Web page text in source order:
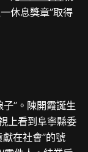
休息獎章”取得
”。陳開霞誕生
上看到阜寧縣委
在社會”的號